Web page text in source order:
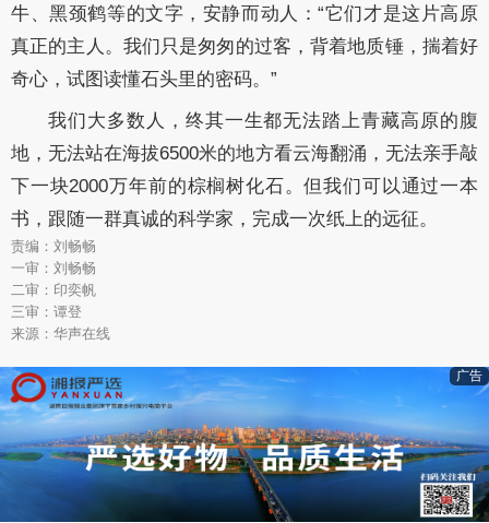
牛、黑颈鹤等的文字，安静而动人：“它们才是这片高原
真正的主人。我们只是匆匆的过客，背着地质锤，揣着好
奇心，试图读懂石头里的密码。”
我们大多数人，终其一生都无法踏上青藏高原的腹
地，无法站在海拔6500米的地方看云海翻涌，无法亲手敲
下一块2000万年前的棕榈树化石。但我们可以通过一本
书，跟随一群真诚的科学家，完成一次纸上的远征。
责编：刘畅畅
一审：刘畅畅
二审：印奕帆
三审：谭登
来源：华声在线
广告